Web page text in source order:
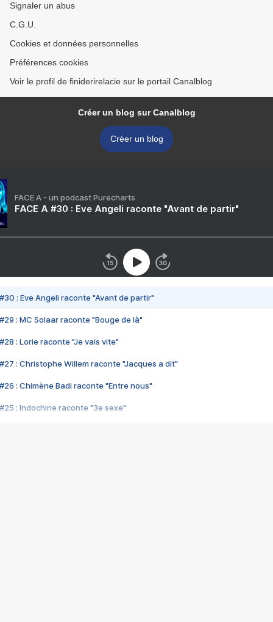
Signaler un abus
C.G.U.
Cookies et données personnelles
Préférences cookies
Voir le profil de finiderirelacie sur le portail Canalblog
Créer un blog sur Canalblog
Créer un blog
FACE A - un podcast Purecharts
FACE A #30 : Eve Angeli raconte "Avant de partir"
#30 : Eve Angeli raconte "Avant de partir"
#29 : MC Solaar raconte "Bouge de là"
#28 : Lorie raconte "Je vais vite"
#27 : Christophe Willem raconte "Jacques a dit"
#26 : Chimène Badi raconte "Entre nous"
#25 : Indochine raconte "3e sexe"